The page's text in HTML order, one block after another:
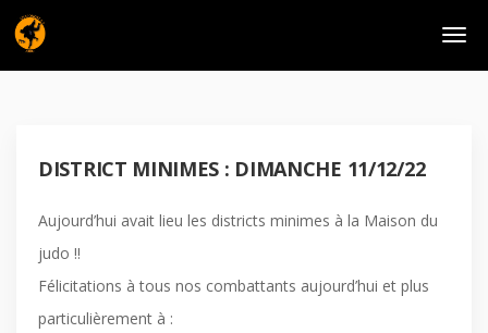
DISTRICT MINIMES : DIMANCHE 11/12/22
Aujourd’hui avait lieu les districts minimes à la Maison du
judo !!
Félicitations à tous nos combattants aujourd’hui et plus
particulièrement à :